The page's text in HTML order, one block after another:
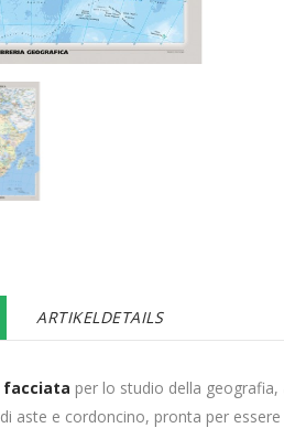
ARTIKELDETAILS
facciata per lo studio della geografia,
aste e cordoncino, pronta per essere